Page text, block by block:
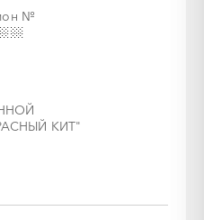
№
КИТ"